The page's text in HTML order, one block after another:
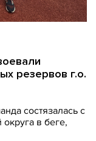
резервов г.о.
состязалась с
в беге,